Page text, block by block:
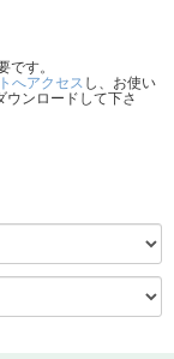
です。
へアクセス し、お使い
ウンロードして下さ